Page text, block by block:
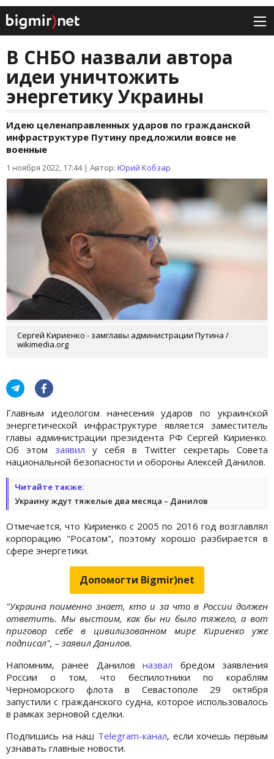
В СНБО назвали автора
идеи уничтожить
энергетику Украины
Идею целенаправленных ударов по гражданской
инфраструктуре Путину предложили вовсе не
военные
1 ноября 2022, 17:44| Автор: Юрий Кобзар
Сергей Кириенко - замглавы администрации Путина /
wikimedia.org
Главным идеологом нанесения ударов по украинской
энергетической инфраструктуре является заместитель
главы администрации президента РФ Сергей Кириенко.
Об этом заявил у себя в Twitter секретарь Совета
национальной безопасности и обороны Алексей Данилов.
Читайте также:
Украину ждут тяжелые два месяца – Данилов
Отмечается, что Кириенко с 2005 по 2016 год возглавлял
корпорацию "Росатом", поэтому хорошо разбирается в
сфере энергетики.
Допомогти Bigmir)net
"Украина поименно знает, кто и за что в России должен
ответить. Мы выстоим, как бы ни было тяжело, а вот
приговор себе в цивилизованном мире Кириенко уже
подписал", – заявил Данилов.
Напомним, ранее Даниловназвал бредом заявления
России о том, что беспилотники по кораблям
Черноморского флота в Севастополе 29 октября
запустили с гражданского судна, которое использовалось
в рамках зерновой сделки.
Подпишись на наш Telegram-канал, если хочешь первым
узнавать главные новости.